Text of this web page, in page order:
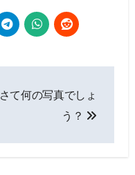
さて何の写真でしょ
う？